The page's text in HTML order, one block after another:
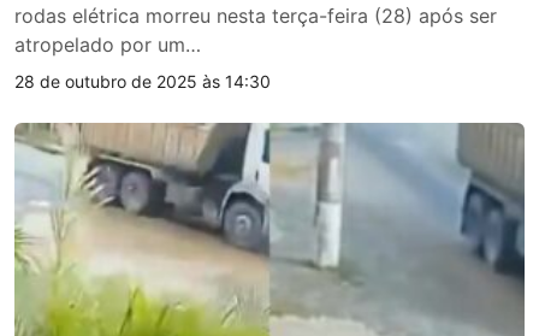
rodas elétrica morreu nesta terça-feira (28) após ser
atropelado por um…
28 de outubro de 2025 às 14:30